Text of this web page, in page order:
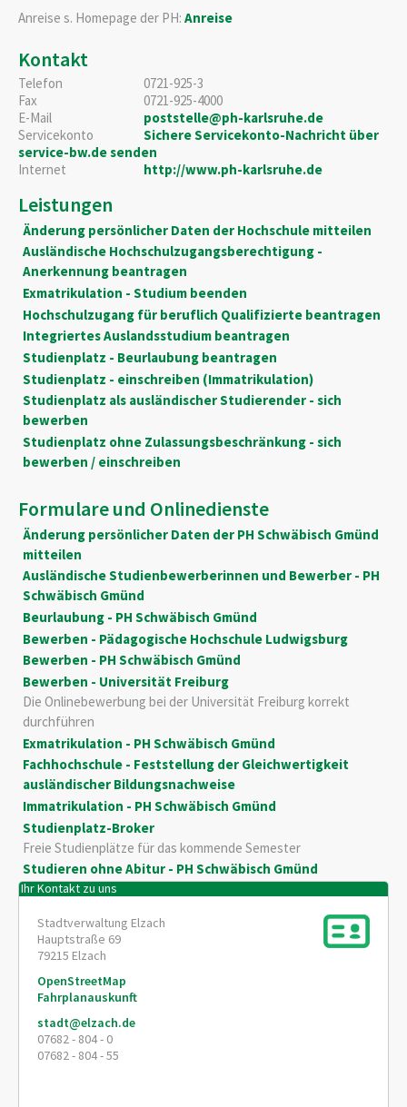
Anreise s. Homepage der PH: Anreise
Kontakt
Telefon
0721-925-3
Fax
0721-925-4000
E-Mail
poststelle@ph-karlsruhe.de
Servicekonto
Sichere Servicekonto-Nachricht über
service-bw.de senden
Internet
http://www.ph-karlsruhe.de
Leistungen
Änderung persönlicher Daten der Hochschule mitteilen
Ausländische Hochschulzugangsberechtigung -
Anerkennung beantragen
Exmatrikulation - Studium beenden
Hochschulzugang für beruflich Qualifizierte beantragen
Integriertes Auslandsstudium beantragen
Studienplatz - Beurlaubung beantragen
Studienplatz - einschreiben (Immatrikulation)
Studienplatz als ausländischer Studierender - sich
bewerben
Studienplatz ohne Zulassungsbeschränkung - sich
bewerben / einschreiben
Formulare und Onlinedienste
Änderung persönlicher Daten der PH Schwäbisch Gmünd
mitteilen
Ausländische Studienbewerberinnen und Bewerber - PH
Schwäbisch Gmünd
Beurlaubung - PH Schwäbisch Gmünd
Bewerben - Pädagogische Hochschule Ludwigsburg
Bewerben - PH Schwäbisch Gmünd
Bewerben - Universität Freiburg
Die Onlinebewerbung bei der Universität Freiburg korrekt
durchführen
Exmatrikulation - PH Schwäbisch Gmünd
Fachhochschule - Feststellung der Gleichwertigkeit
ausländischer Bildungsnachweise
Immatrikulation - PH Schwäbisch Gmünd
Studienplatz-Broker
Freie Studienplätze für das kommende Semester
Studieren ohne Abitur - PH Schwäbisch Gmünd
Ihr Kontakt zu uns
Stadtverwaltung Elzach
Hauptstraße 69
79215 Elzach
OpenStreetMap
Fahrplanauskunft
stadt@elzach.de
07682 - 804 - 0
07682 - 804 - 55